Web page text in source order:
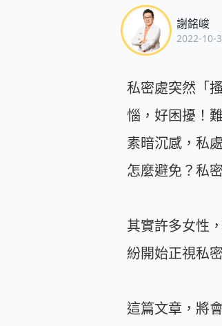
謝銘峻
2022-10-
私密處突然「
惱，好困擾！
素暗沉感，私
怎麼避免？私
其實許多女性
紛開始正視私
這篇文章，將